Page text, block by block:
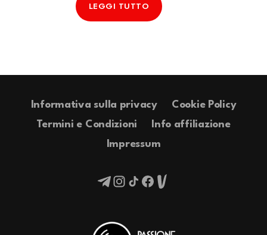
LEGGI TUTTO
Informativa sulla privacy
Cookie Policy
Termini e Condizioni
Info affiliazione
Impressum